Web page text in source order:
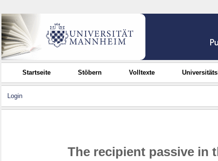
Startseite Stöbern Volltexte
Login
The recipient passive in